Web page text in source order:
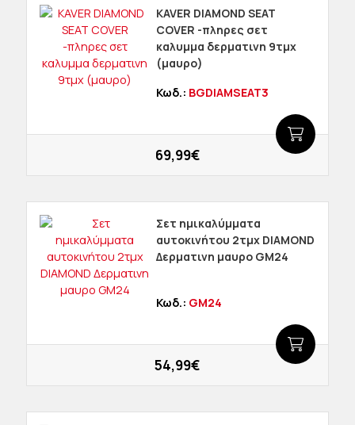
KAVER DIAMOND SEAT
COVER -πληρες σετ
καλυμμα δερματινη 9τμχ
(μαυρο)
Κωδ.: BGDIAMSEAT3
69,99€
Σετ ημικαλύμματα
αυτοκινήτου 2τμχ DIAMOND
Δερματινη μαυρο GM24
Κωδ.: GM24
54,99€